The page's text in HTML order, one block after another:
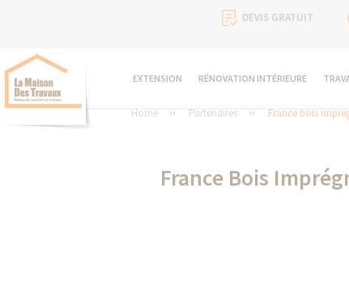
DEVIS GRATUIT
EXTENSION RÉNOVATION INTÉRIEURE
Home Partenaires France bois
France Bois